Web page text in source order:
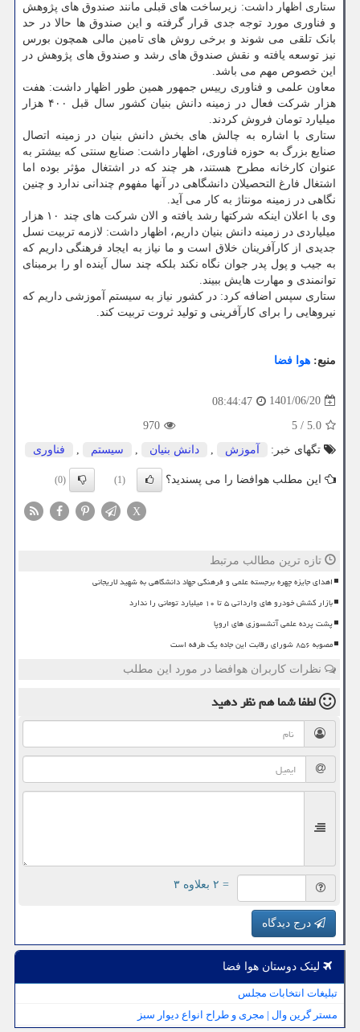
ستاری اظهار داشت: زیرساخت های قبلی مانند صندوق های پژوهش
و فناوری مورد توجه جدی قرار گرفته و این صندوق ها حالا در حد
بانک تلقی می شوند و برخی روش های تامین مالی همچون بورس
نیز توسعه یافته و نقش صندوق های رشد و صندوق های پژوهش در
این خصوص مهم می باشد.
معاون علمی و فناوری رییس جمهور همین طور اظهار داشت: هفت
هزار شرکت فعال در زمینه دانش بنیان کشور سال قبل ۴۰۰ هزار
میلیارد تومان فروش کردند.
ستاری با اشاره به چالش های بخش دانش بنیان در زمینه اتصال
صنایع بزرگ به حوزه فناوری، اظهار داشت: صنایع سنتی که بیشتر به
عنوان کارخانه مطرح هستند، هر چند که در اشتغال مؤثر بوده اما
اشتغال فارغ التحصیلان دانشگاهی در آنها مفهوم چندانی ندارد و چنین
نگاهی در زمینه مونتاژ به کار می آید.
وی با اعلان اینکه شرکتها رشد یافته و الان شرکت های چند ۱۰ هزار
میلیاردی در زمینه دانش بنیان داریم، اظهار داشت: لازمه تربیت نسل
جدیدی از کارآفرینان خلاق است و ما نیاز به ایجاد فرهنگی داریم که
به جیب و پول پدر جوان نگاه نکند بلکه چند سال آینده او را برمبنای
توانمندی و مهارت هایش ببیند.
ستاری سپس اضافه کرد: در کشور نیاز به سیستم آموزشی داریم که
نیروهایی را برای کارآفرینی و تولید ثروت تربیت کند.
منبع: هوا فضا
1401/06/20
08:44:47
5.0
/
5
970
تگهای خبر:
آموزش , دانش بنیان , سیستم , فناوری
این مطلب هوافضا را می پسندید؟ (1)
(0)
X
تازه ترین مطالب مرتبط
اهدای جایزه چهره برجسته علمی و فرهنگی جهاد دانشگاهی به شهید لاریجانی
بازار کشش خودرو های وارداتی ۵ تا ۱۰ میلیارد تومانی را ندارد
پشت پرده علمی آتشسوزی های اروپا
مصوبه ۸۵۶ شورای رقابت این جاده یک طرفه است
نظرات کاربران هوافضا در مورد این مطلب
لطفا شما همنظر دهید
= ۲ بعلاوه ۳
درج دیدگاه
لینک دوستان هوا فضا
تبلیغات انتخابات مجلس
مستر گرین وال | مجری و طراح انواع دیوار سبز